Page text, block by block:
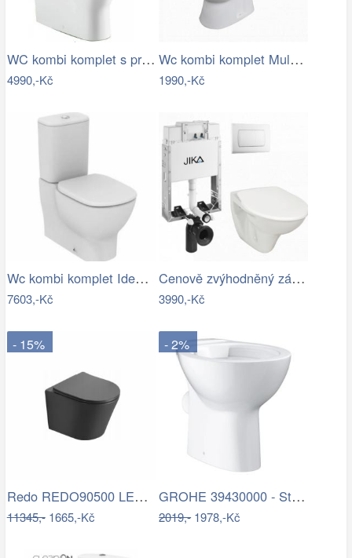
WC kombi komplet s prkénkem softclose…
4990,-Kč
Wc kombi komplet Multi Eur spodní odpad…
1990,-Kč
Wc kombi komplet Ideal Standard Tesi…
7603,-Kč
Cenově zvýhodněný závěsný WC set Jika k…
3990,-Kč
- 15%
Redo REDO90500 LED venkovní nástěnné…
11345,-1665,-Kč
- 2%
GROHE 39430000 - Stojící WC BAU CERAMIC…
2019,-1978,-Kč